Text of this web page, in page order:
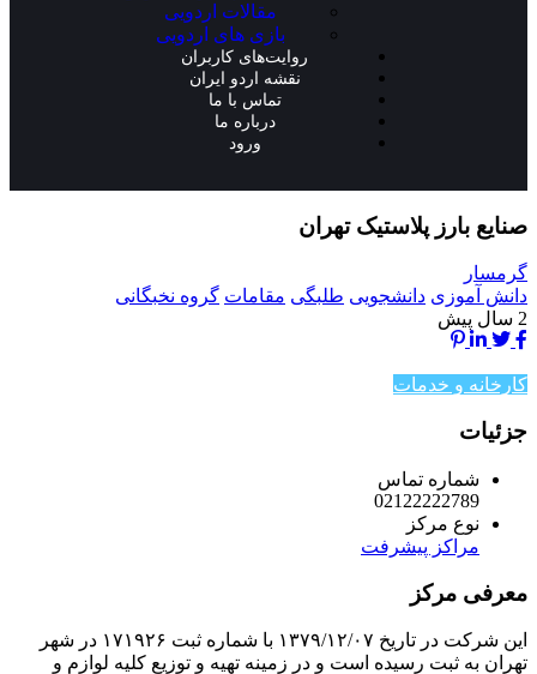
مقالات اردویی
بازی های اردویی
روایت‌های کاربران
نقشه اردو ایران
تماس با ما
درباره ما
ورود
صنایع بارز پلاستیک تهران
گرمسار
دانش آموزی دانشجویی طلبگی مقامات گروه نخبگانی
2 سال پیش
کارخانه و خدمات
جزئیات
شماره تماس
02122222789
نوع مرکز
مراکز پیشرفت
معرفی مرکز
این شرکت در تاریخ ۱۳۷۹/۱۲/۰۷ با شماره ثبت ۱۷۱۹۲۶ در شهر
تهران به ثبت رسیده است و در زمینه تهیه و توزیع کلیه لوازم و